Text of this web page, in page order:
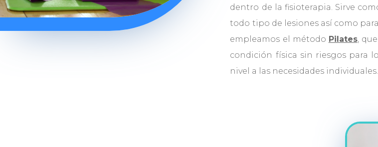
dentro de la fisioterapia. Sirve
todo tipo de lesiones así como
empleamos el método Pilates,
condición física sin riesgos para
nivel a las necesidades individuales.